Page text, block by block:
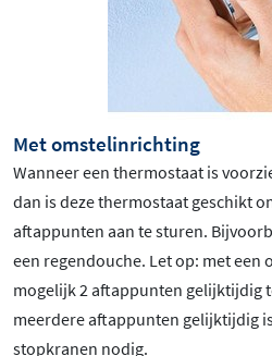
Met omstelinrichting
Wanneer een thermostaat is
dan is deze thermostaat geschikt
aftappunten aan te sturen.
een regendouche. Let op: met
mogelijk 2 aftappunten gelijktijdig
meerdere aftappunten gelijktijdig
stopkranen nodig.